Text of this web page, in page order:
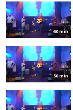
60 min
50 min